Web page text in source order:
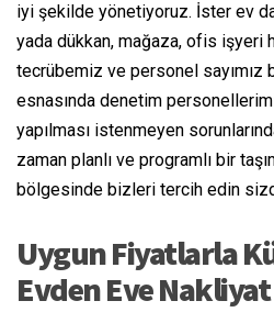
iyi şekilde yönetiyoruz. İster ev
yada dükkan, mağaza, ofis işyeri
tecrübemiz ve personel sayımız
esnasında denetim
yapılması istenmeyen
zaman planlı ve programlı bir
bölgesinde bizleri tercih edin
Uygun Fiyatlarla
Evden Eve Nakliyat